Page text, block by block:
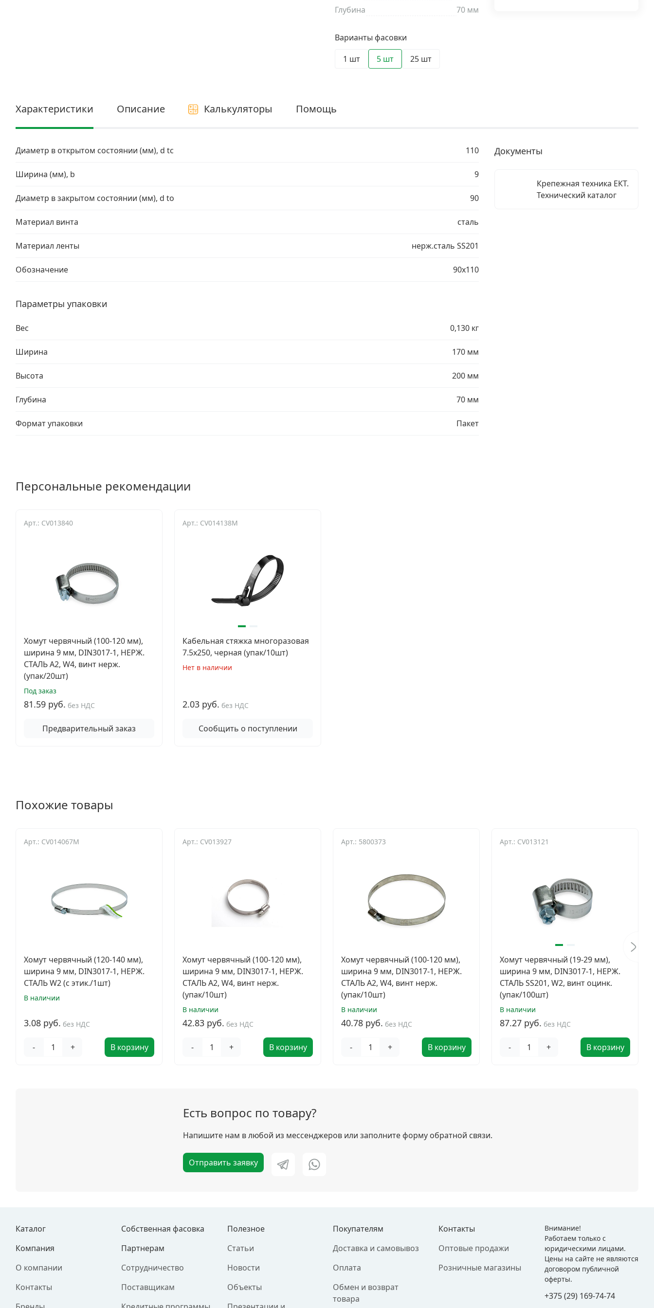
Глубина
70 мм
Варианты фасовки
1 шт
5 шт 25 шт
Характеристики Описание Калькуляторы Помощь
Диаметр в открытом состоянии (мм), d tc 110
Ширина (мм), b 9
Диаметр в закрытом состоянии (мм), d to 90
Материал винта сталь
Материал ленты нерж.сталь SS201
Обозначение 90х110
Параметры упаковки
Вес 0,130 кг
Ширина 170 мм
Высота 200 мм
Глубина 70 мм
Формат упаковки Пакет
Документы
Крепежная техника ЕКТ.
Технический каталог
Персональные рекомендации
Арт.: CV013840
Хомут червячный (100-120 мм),
ширина 9 мм, DIN3017-1, НЕРЖ.
СТАЛЬ A2, W4, винт нерж.
(упак/20шт)
Под заказ
81.59 руб. без НДС
Предварительный заказ
Арт.: CV014138M
Кабельная стяжка многоразовая
7.5х250, черная (упак/10шт)
Нет в наличии
2.03 руб. без НДС
Сообщить о поступлении
Похожие товары
Арт.: CV014067M
Хомут червячный (120-140 мм),
ширина 9 мм, DIN3017-1, НЕРЖ.
СТАЛЬ W2 (с этик./1шт)
В наличии
3.08 руб. без НДС
- + В корзину
Арт.: CV013927
Хомут червячный (100-120 мм),
ширина 9 мм, DIN3017-1, НЕРЖ.
СТАЛЬ A2, W4, винт нерж.
(упак/10шт)
В наличии
42.83 руб. без НДС
- + В корзину
Арт.: 5800373
Хомут червячный (100-120 мм),
ширина 9 мм, DIN3017-1, НЕРЖ.
СТАЛЬ A2, W4, винт нерж.
(упак/10шт)
В наличии
40.78 руб. без НДС
- + В корзину
Арт.: CV013121
Хомут червячный (19-29 мм),
ширина 9 мм, DIN3017-1, НЕРЖ.
СТАЛЬ SS201, W2, винт оцинк.
(упак/100шт)
В наличии
87.27 руб. без НДС
- + В корзину
Есть вопрос по товару?
Напишите нам в любой из мессенджеров или заполните форму обратной связи.
Отправить заявку
Каталог
Компания
О компании
Контакты
Собственная фасовка
Партнерам
Сотрудничество
Поставщикам
Полезное
Статьи
Новости
Объекты
Покупателям
Доставка и самовывоз
Оплата
Обмен и возврат
товара
Контакты
Оптовые продажи
Розничные магазины
Внимание!
Работаем только с
юридическими лицами.
Цены на сайте не являются
договором публичной
оферты.
+375 (29) 169-74-74